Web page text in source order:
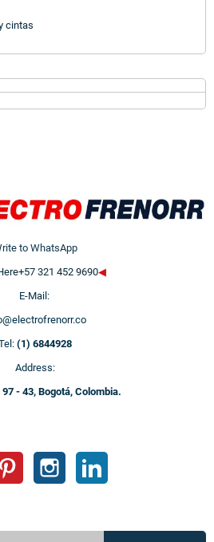
cintas
to WhatsApp
321 452 9690◀
E-Mail:
(1) 6844928
Address:
- 43, Bogotá, Colombia.
Pinterest Instagram